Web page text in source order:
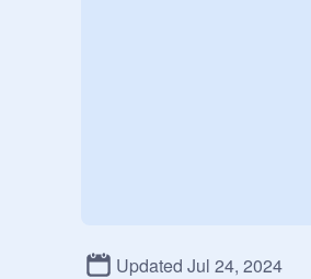
Updated Jul 24, 2024